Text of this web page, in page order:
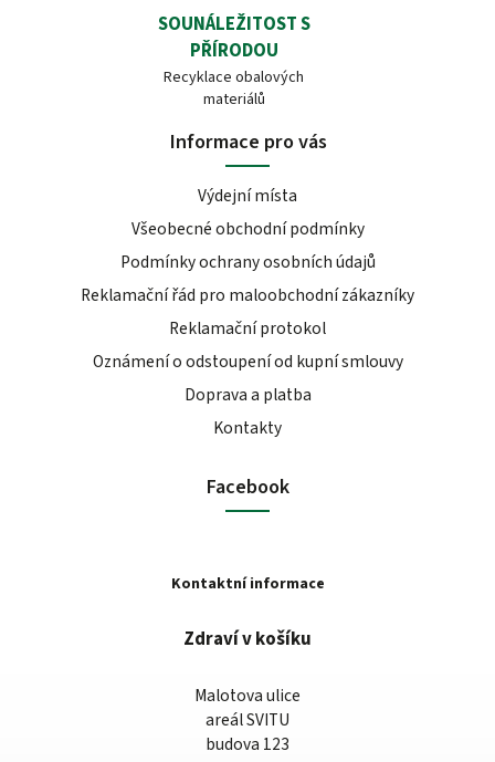
SOUNÁLEŽITOST S
PŘÍRODOU
Recyklace obalových
materiálů
Informace pro vás
Výdejní místa
Všeobecné obchodní podmínky
Podmínky ochrany osobních údajů
Reklamační řád pro maloobchodní zákazníky
Reklamační protokol
Oznámení o odstoupení od kupní smlouvy
Doprava a platba
Kontakty
Facebook
Kontaktní informace
Zdraví v košíku
Malotova ulice
areál SVITU
budova 123